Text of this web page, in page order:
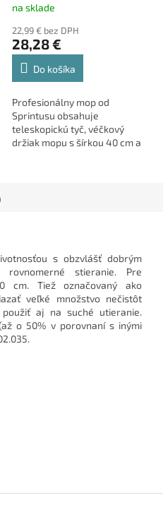
na sklade
22,99 € bez DPH
28,28 €
Do košíka
Profesionálny mop od
Sprintusu obsahuje
teleskopickú tyč, véčkový
držiak mopu s šírkou 40 cm a
s obzvlášť dobrým
rovnomerné stieranie. Pre
cm. Tiež označovaný ako
veľké množstvo nečistôt
aj na suché utieranie.
o 50% v porovnaní s inými